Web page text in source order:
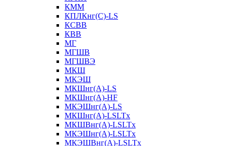
КММ
КПЛКнг(C)-LS
КСВВ
КВВ
МГ
МГШВ
МГШВЭ
МКШ
МКЭШ
МКШнг(А)-LS
МКШнг(А)-HF
МКЭШнг(А)-LS
МКШнг(А)-LSLTx
МКШВнг(A)-LSLTx
МКЭШнг(А)-LSLTx
МКЭШВнг(A)-LSLTx